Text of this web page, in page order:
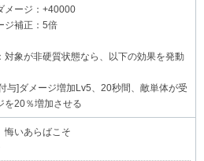
メージ：+40000
ジ補正：5倍
対象が非硬質状態なら、以下の効果を発動
与]ダメージ増加Lv5、20秒間、敵単体が受
を20％増加させる
悔いあらばこそ